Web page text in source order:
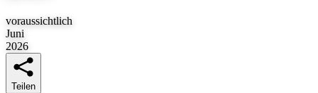
voraussichtlich
Juni
2026
Teilen